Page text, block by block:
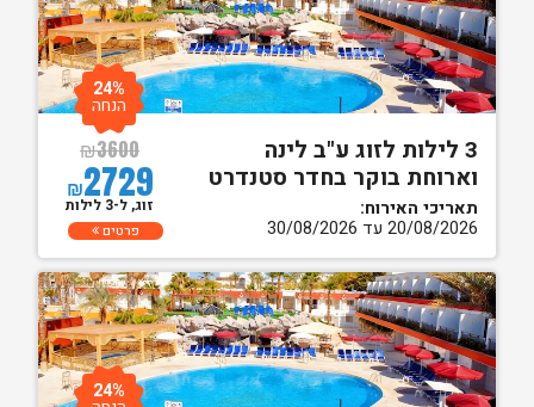
3 לילות לזוג ע"ב לינה
וארוחת בוקר בחדר סטנדרט
תאריכי האירוח:
20/08/2026 עד 30/08/2026
₪3600
₪2729
24%
הנחה
זוג, ל-3 לילות
פרטים
24%